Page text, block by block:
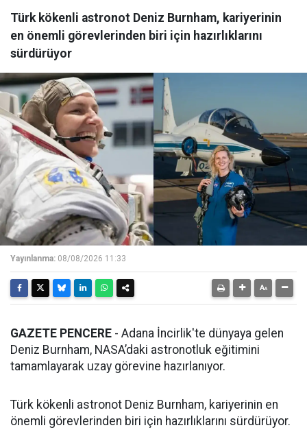
Türk kökenli astronot Deniz Burnham, kariyerinin
en önemli görevlerinden biri için hazırlıklarını
sürdürüyor
Yayınlanma: 08/08/2026 11:33
GAZETE PENCERE - Adana İncirlik'te dünyaya gelen
Deniz Burnham, NASA’daki astronotluk eğitimini
tamamlayarak uzay görevine hazırlanıyor.
Türk kökenli astronot Deniz Burnham, kariyerinin en
önemli görevlerinden biri için hazırlıklarını sürdürüyor.